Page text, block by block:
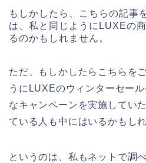
もしかしたら、こちらの記事
は、私と同じようにLUXEの
るのかもしれません。
ただ、もしかしたらこちらを
うにLUXEのウィンターセー
なキャンペーンを実施してい
ている人も中にはいるかもしれ
というのは、私もネットで調